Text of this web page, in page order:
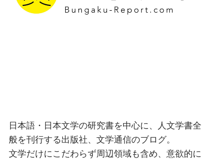
日本語・日本文学の研究書を中心に、人文学書全
般を刊行する出版社、文学通信のブログ。
文学だけにこだわらず周辺領域も含め、意欲的に